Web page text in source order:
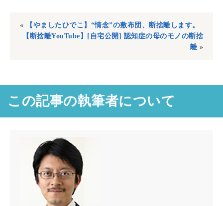
«
【やましたひでこ】“情念”の敷布団、断捨離します。
【断捨離YouTube】[自宅公開] 認知症の母のモノの断捨
離»
この記事の執筆者について